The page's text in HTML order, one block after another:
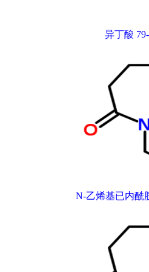
异丁酸
N-乙烯基已内酰